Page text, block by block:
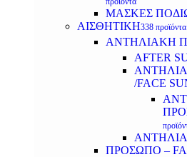
ΜΑΣΚΕΣ
ΑΙΣΘΗΤΙΚΗ338 προϊόντα
ΑΝΤΗΛΙΑΚΗ
AFTER
/FACE
ΠΡΟΣΩΠΟ –